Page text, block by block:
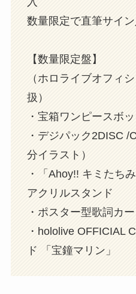
数量限定で直筆サイン
【数量限定盤】
（ホロライブオフィ
扱）
・宝箱ワンピースボ
・デジパック2DISC /
分イラスト）
・「Ahoy!! キミたち
アクリルスタンド
・ポスター型歌詞カ
・hololive OFFICIAL
ド 「宝鐘マリン」